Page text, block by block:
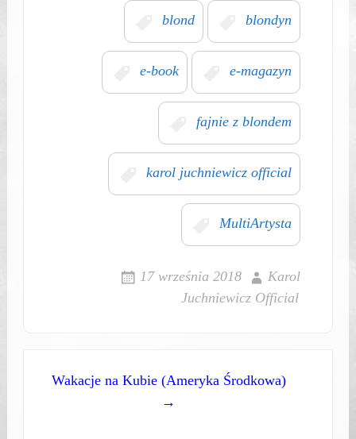
blond blondyn
e-book e-magazyn
fajnie z blondem
karol juchniewicz official
MultiArtysta
17 września 2018
Karol
Juchniewicz Official
Post
navigation
Wakacje na Kubie (Ameryka Środkowa)
→